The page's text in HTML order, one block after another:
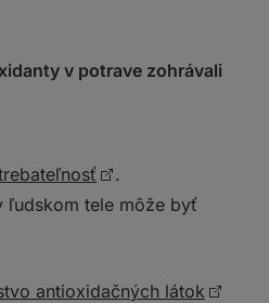
v potrave zohrávali
.
ľudskom tele môže byť
antioxidačných látok